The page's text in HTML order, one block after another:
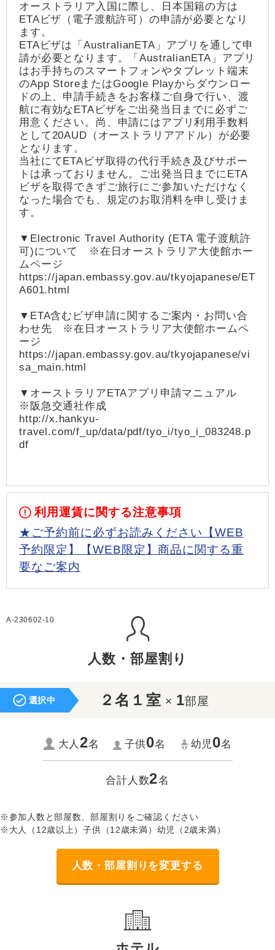
オーストラリア入国に際し、日本国籍の方は
ETAビザ（電子渡航許可）の申請が必要となり
ます。
ETAビザは「AustralianETA」アプリを通して申
請が必要となります。「AustralianETA」アプリ
はお手持ちのスマートフォンやタブレット端末
のApp StoreまたはGoogle Playからダウンロー
ドの上、申請手続きをお客様ご自身で行い、渡
航に有効なETAビザをご出発当日までに必ずご
用意ください。尚、申請にはアプリ利用手数料
として20AUD（オーストラリアアドル）が必要
となります。
当社にてETAビザ取得の代行手続き及びサポー
トは承っておりません。ご出発当日までにETA
ビザを取得できずご旅行にご参加いただけなく
なった場合でも、規定のお取消料を申し受けま
す。
▼Electronic Travel Authority (ETA 電子渡航許
可)について ※在日オーストラリア大使館ホー
ムページ
https://japan.embassy.gov.au/tkyojapanese/ET
A601.html
▼ETA含むビザ申請に関するご案内・お問い合
わせ先 ※在日オーストラリア大使館ホームペ
ージ
https://japan.embassy.gov.au/tkyojapanese/vi
sa_main.html
▼オーストラリアETAアプリ申請マニュアル
※阪急交通社作成
http://x.hankyu-
travel.com/f_up/data/pdf/tyo_i/tyo_i_083248.p
df
利用運賃に関する注意事項
★ご予約前に必ずお読みください【WEB
予約限定】【WEB限定】商品に関する重
要なご案内
A-230602-10
人数・部屋割り
選択中 ２名１室 × 1部屋
大人2名 子供0名 幼児0名
合計人数2名
※参加人数と部屋数、部屋割りをご確認ください
※大人（12歳以上）子供（12歳未満）幼児（2歳未満）
人数・部屋割りを変更する